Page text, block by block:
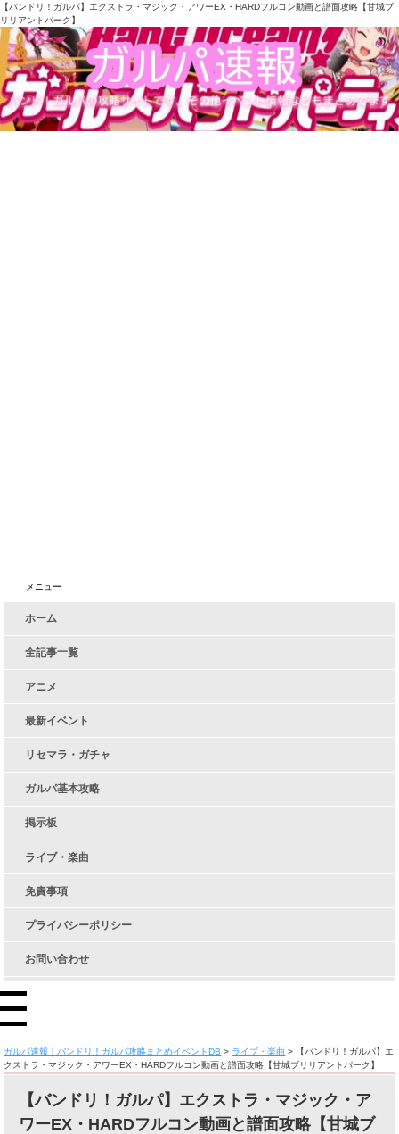
【バンドリ！ガルパ】エクストラ・マジック・アワーEX・HARDフルコン動画と譜面攻略【甘城ブ
リリアントパーク】
メニュー
ホーム
全記事一覧
アニメ
最新イベント
リセマラ・ガチャ
ガルパ基本攻略
掲示板
ライブ・楽曲
免責事項
プライバシーポリシー
お問い合わせ
ガルパ速報｜バンドリ！ガルパ攻略まとめイベントDB > ライブ・楽曲 >
【バンドリ！ガルパ】エ
クストラ・マジック・アワーEX・HARDフルコン動画と譜面攻略【甘城ブリリアントパーク】
【バンドリ！ガルパ】エクストラ・マジック・ア
ワーEX・HARDフルコン動画と譜面攻略【甘城ブ